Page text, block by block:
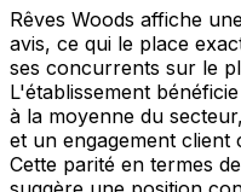
Rêves Woods affiche
avis, ce qui le place
ses concurrents sur le
L'établissement
à la moyenne du
et un engagement client
Cette parité en termes